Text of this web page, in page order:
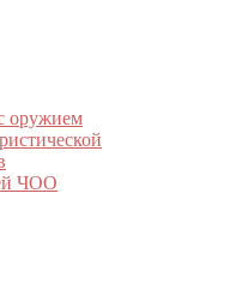
оружием
ЧОО